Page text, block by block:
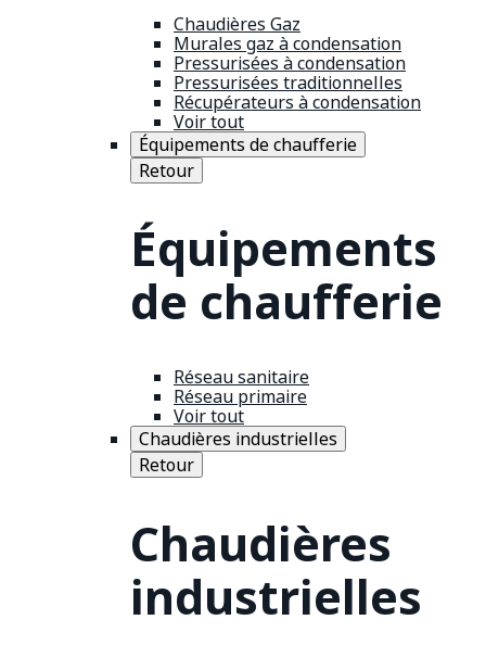
Chaudières Gaz
Murales gaz à condensation
Pressurisées à condensation
Pressurisées traditionnelles
Récupérateurs à condensation
Voir tout
Équipements de chaufferie
Retour
Équipements
de chaufferie
Réseau sanitaire
Réseau primaire
Voir tout
Chaudières industrielles
Retour
Chaudières
industrielles